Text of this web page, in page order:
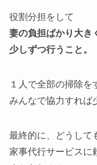
役割分担をして
妻の負担ばかり大き
少しずつ行うこと。
１人で全部の掃除を
みんなで協力すれば
最終的に、どうして
家事代行サービスに